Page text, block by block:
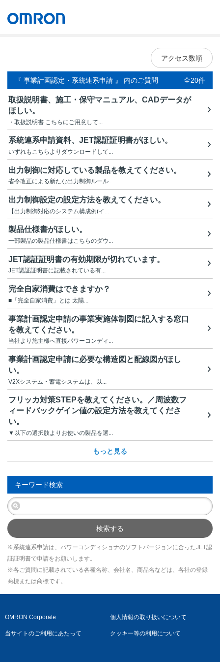
アクセス数順
『 事業計画認定・系統連系申請 』 内のご質問 全20件
取扱説明書、施工・保守マニュアル、CADデータが
ほしい。
・取扱説明書 こちらにご用意して...
系統連系申請資料、JET認証証明書がほしい。
いずれもこちらよりダウンロードして...
出力制御に対応している製品を教えてください。
省令改正による新たな出力制御ルール...
出力制御設定の設定方法を教えてください。
【出力制御対応のシステム構成例(イ...
製品仕様書がほしい。
一部製品の製品仕様書はこちらのダウ...
JET認証証明書の有効期限が切れています。
JET認証証明書に記載されている有...
完全自家消費はできますか？
■「完全自家消費」とは 太陽...
事業計画認定申請の事業実施体制図に記入する窓口
を教えてください。
当社より施主様へ直接パワーコンディ...
事業計画認定申請に必要な構造図と配線図がほし
い。
V2Xシステム・蓄電システムは、以...
フリッカ対策STEPを教えてください。／周波数フ
ィードバックゲイン値の設定方法を教えてくださ
い。
▼以下の選択肢よりお使いの製品を選...
もっと見る
キーワード検索
検索する
※系統連系申請は、パワーコンディショナのソフトバージョンに合ったJET認
証証明書で申請をお願いします。
※各ご質問に記載されている各種名称、会社名、商品名などは、各社の登録
商標または商標です。
OMRON Corporate 個人情報の取り扱いについて
当サイトのご利用にあたって クッキー等の利用について